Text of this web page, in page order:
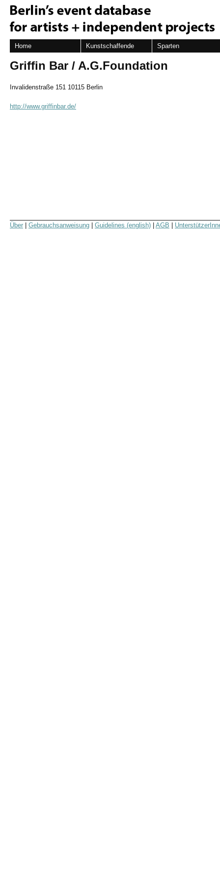
Home Kunstschaffende Sparten
Griffin Bar / A.G.Foundation
Invalidenstraße 151 10115 Berlin
http://www.griffinbar.de/
Über Gebrauchsanweisung Guidelines (english) AGB